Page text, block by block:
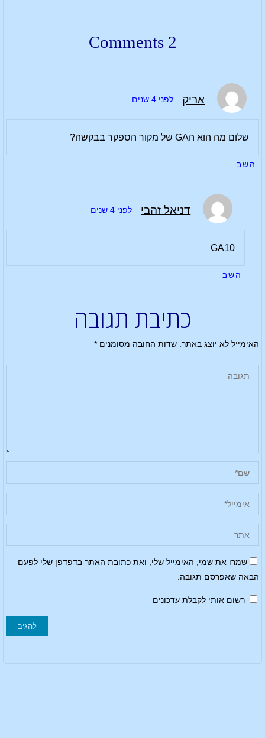
2 Comments
אריק לפני 4 שנים
שלום מה הוא הGA של מקור הספקר בבקשה?
השב
דניאל זהבי לפני 4 שנים
GA10
השב
כתיבת תגובה
האימייל לא יוצג באתר. שדות החובה מסומנים*
שמרו את שמי, האימייל שלי, ואת כתובת האתר בדפדפן שלי לפעם
הבאה שאפרסם תגובה.
רשום אותי לקבלת עדכונים